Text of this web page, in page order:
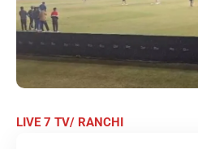
LIVE 7 TV/ RANCHI